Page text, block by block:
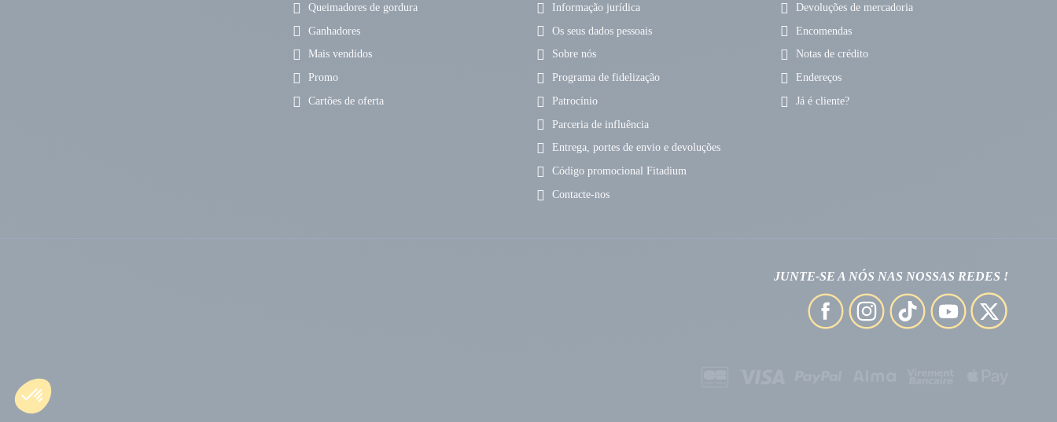
Queimadores de gordura
Ganhadores
Mais vendidos
Promo
Cartões de oferta
Informação jurídica
Os seus dados pessoais
Sobre nós
Programa de fidelização
Patrocínio
Parceria de influência
Entrega, portes de envio e devoluções
Código promocional Fitadium
Contacte-nos
Devoluções de mercadoria
Encomendas
Notas de crédito
Endereços
Já é cliente?
JUNTE-SE A NÓS NAS NOSSAS REDES !